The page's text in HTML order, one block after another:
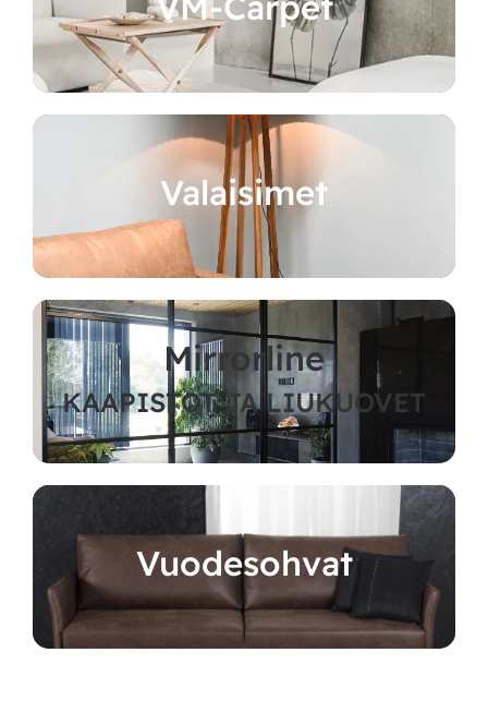
Valaisimet
Mirrorline
KAAPISTOT JA LIUKUOVET
Vuodesohvat